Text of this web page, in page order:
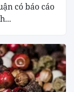
có báo cáo